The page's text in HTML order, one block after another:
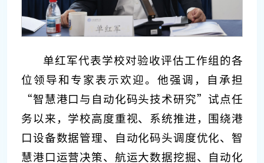
单红军代表学校对验收评估工作组的各
位领导和专家表示欢迎。他强调，自承担
“智慧港口与自动化码头技术研究”试点任
务以来，学校高度重视、系统推进，围绕港
口设备数据管理、自动化码头调度优化、智
慧港口运营决策、航运大数据挖掘、自动化